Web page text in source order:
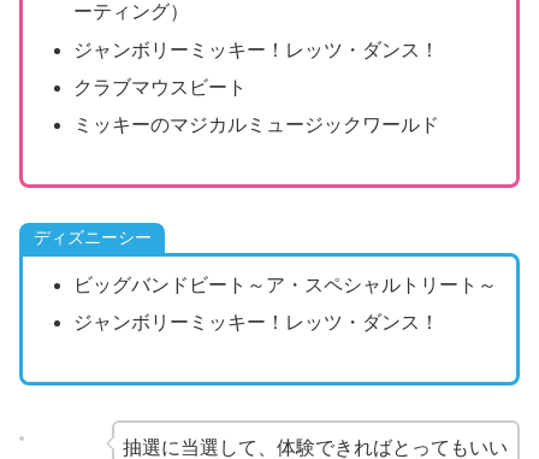
ーティング）
ジャンボリーミッキー！レッツ・ダンス！
クラブマウスビート
ミッキーのマジカルミュージックワールド
ディズニーシー
ビッグバンドビート～ア・スペシャルトリート～
ジャンボリーミッキー！レッツ・ダンス！
抽選に当選して、体験できればとってもいい